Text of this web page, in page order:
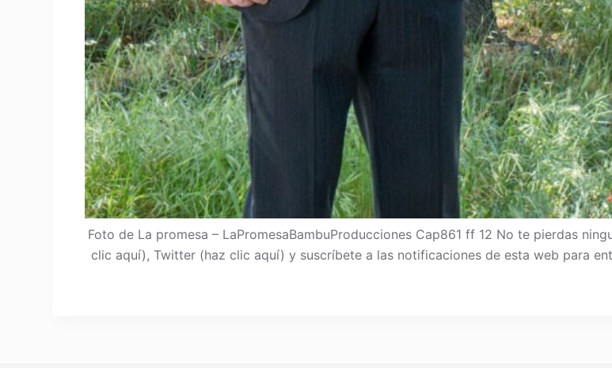
Foto de La promesa – LaPromesaBambuProducciones Cap861 ff 12 No te pierdas
clic aquí), Twitter (haz clic aquí) y suscríbete a las notificaciones de esta web para